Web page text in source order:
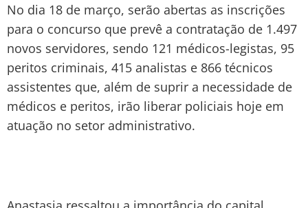
No dia 18 de março, serão abertas as inscrições
para o concurso que prevê a contratação de 1.497
novos servidores, sendo 121 médicos-legistas, 95
peritos criminais, 415 analistas e 866 técnicos
assistentes que, além de suprir a necessidade de
médicos e peritos, irão liberar policiais hoje em
atuação no setor administrativo.